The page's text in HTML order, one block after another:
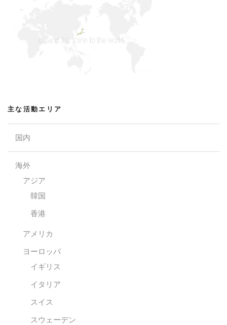
主な活動エリア
国内
海外
アジア
韓国
香港
アメリカ
ヨーロッパ
イギリス
イタリア
スイス
スウェーデン